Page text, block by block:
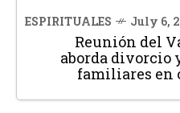
ESPIRITUALES July 6,
Reunión del
aborda divorcio
familiares en